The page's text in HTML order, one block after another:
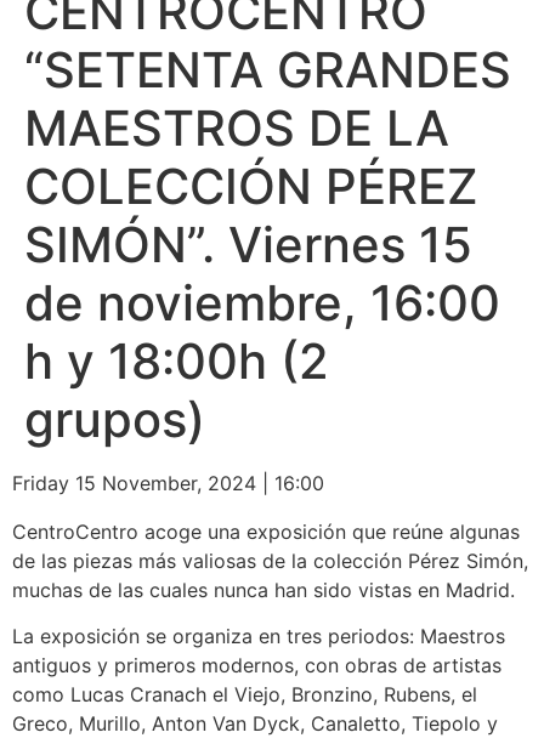
“SETENTA GRANDES
MAESTROS DE LA
COLECCIÓN PÉREZ
SIMÓN”. Viernes 15
de noviembre, 16:00
h y 18:00h (2
grupos)
Friday 15 November, 2024 16:00
CentroCentro acoge una exposición que reúne algunas
de las piezas más valiosas de la colección Pérez Simón,
muchas de las cuales nunca han sido vistas en Madrid.
La exposición se organiza en tres periodos: Maestros
antiguos y primeros modernos, con obras de artistas
como Lucas Cranach el Viejo, Bronzino, Rubens, el
Greco, Murillo, Anton Van Dyck, Canaletto, Tiepolo y